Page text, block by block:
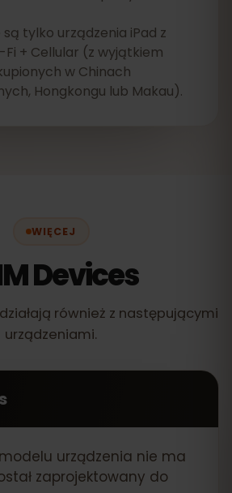
są tylko urządzenia iPad z
+ Cellular (z wyjątkiem
w Chinach
Hongkongu lub Makau).
WIĘCEJ
Devices
również z następującymi
urządzeniami.
urządzenia nie ma
zaprojektowany do